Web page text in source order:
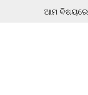
ଆମ ବିଷୟରେ